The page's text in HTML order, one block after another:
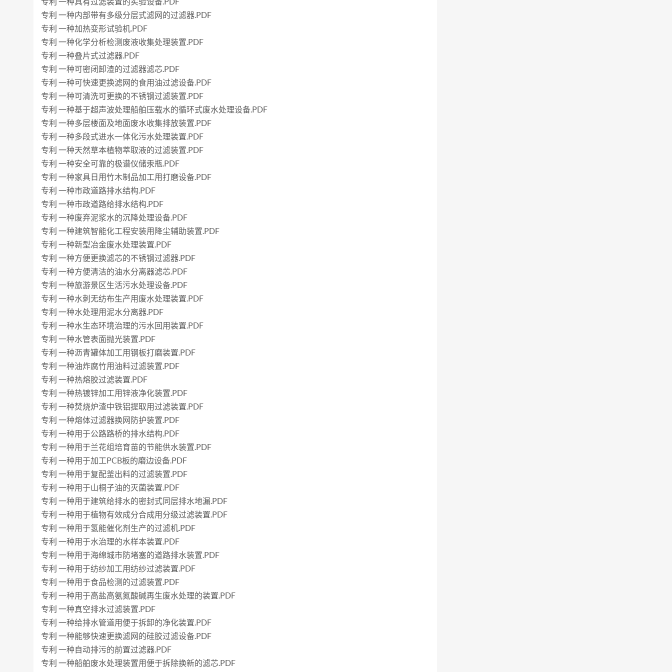
专利 一种内部带有多级分层式滤网的过滤器.PDF
专利 一种加热变形试验机.PDF
专利 一种化学分析检测废液收集处理装置.PDF
专利 一种叠片式过滤器.PDF
专利 一种可密闭卸渣的过滤器滤芯.PDF
专利 一种可快速更换滤网的食用油过滤设备.PDF
专利 一种可清洗可更换的不锈钢过滤装置.PDF
专利 一种基于超声波处理船舶压载水的循环式废水处理设备.PDF
专利 一种多层楼面及地面废水收集排放装置.PDF
专利 一种多段式进水一体化污水处理装置.PDF
专利 一种天然草本植物萃取液的过滤装置.PDF
专利 一种安全可靠的极谱仪储汞瓶.PDF
专利 一种家具日用竹木制品加工用打磨设备.PDF
专利 一种市政道路排水结构.PDF
专利 一种市政道路给排水结构.PDF
专利 一种废弃泥浆水的沉降处理设备.PDF
专利 一种建筑智能化工程安装用降尘辅助装置.PDF
专利 一种新型冶金废水处理装置.PDF
专利 一种方便更换滤芯的不锈钢过滤器.PDF
专利 一种方便清洁的油水分离器滤芯.PDF
专利 一种旅游景区生活污水处理设备.PDF
专利 一种水刺无纺布生产用废水处理装置.PDF
专利 一种水处理用泥水分离器.PDF
专利 一种水生态环境治理的污水回用装置.PDF
专利 一种水管表面抛光装置.PDF
专利 一种沥青罐体加工用钢板打磨装置.PDF
专利 一种油炸腐竹用油料过滤装置.PDF
专利 一种热熔胶过滤装置.PDF
专利 一种热镀锌加工用锌液净化装置.PDF
专利 一种焚烧炉渣中铁铝提取用过滤装置.PDF
专利 一种熔体过滤器换网防护装置.PDF
专利 一种用于公路路桥的排水结构.PDF
专利 一种用于兰花组培育苗的节能供水装置.PDF
专利 一种用于加工PCB板的磨边设备.PDF
专利 一种用于复配釜出料的过滤装置.PDF
专利 一种用于山桐子油的灭菌装置.PDF
专利 一种用于建筑给排水的密封式同层排水地漏.PDF
专利 一种用于植物有效成分合成用分级过滤装置.PDF
专利 一种用于氢能催化剂生产的过滤机.PDF
专利 一种用于水治理的水样本装置.PDF
专利 一种用于海绵城市防堵塞的道路排水装置.PDF
专利 一种用于纺纱加工用纺纱过滤装置.PDF
专利 一种用于食品检测的过滤装置.PDF
专利 一种用于高盐高氨氮酸碱再生废水处理的装置.PDF
专利 一种真空排水过滤装置.PDF
专利 一种给排水管道用便于拆卸的净化装置.PDF
专利 一种能够快速更换滤网的硅胶过滤设备.PDF
专利 一种自动排污的前置过滤器.PDF
专利 一种船舶废水处理装置用便于拆除换新的滤芯.PDF